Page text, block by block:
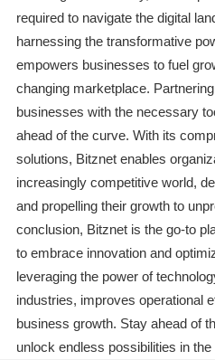
required to navigate the digital
harnessing the transformative
empowers businesses to fuel
changing marketplace.
businesses with the necessary
ahead of the curve. With its
solutions, Bitznet enables
increasingly competitive world,
and propelling their growth to
conclusion, Bitznet is the go-to
to embrace innovation and
leveraging the power of
industries, improves operational
business growth. Stay ahead of
unlock endless possibilities in